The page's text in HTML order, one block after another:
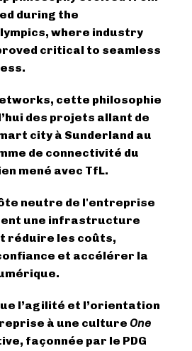
during the
where industry
critical to seamless
cette philosophie
des projets allant de
city à Sunderland au
de connectivité du
mené avec TfL.
neutre de l'entreprise
une infrastructure
réduire les coûts,
et accélérer la
l’agilité et l’orientation
à une culture One
façonnée par le PDG